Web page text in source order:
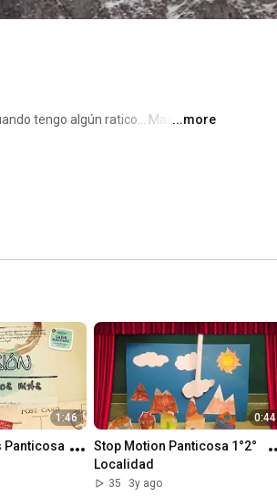
tengo algún ratico... Made in ...more
1:46
Panticosa
0:44
Stop Motion Panticosa 1°2°
Localidad
35 3y ago